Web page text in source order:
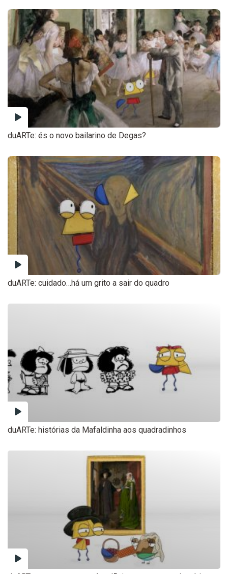
duARTe: és o novo bailarino de Degas?
duARTe: cuidado…há um grito a sair do quadro
duARTe: histórias da Mafaldinha aos quadradinhos